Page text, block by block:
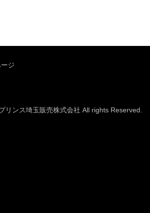
ジ
リンス埼玉販売株式会社 All rights Reserved.